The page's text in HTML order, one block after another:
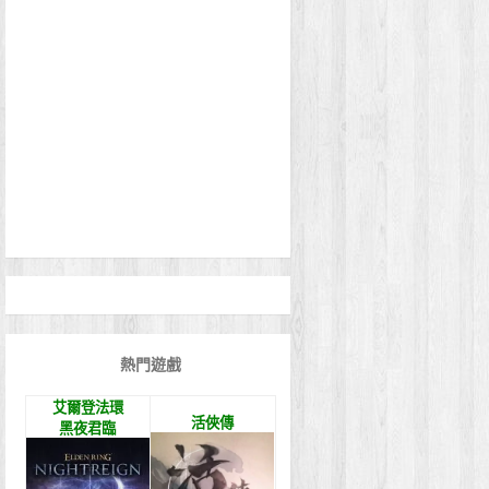
熱門遊戲
艾爾登法環
黑夜君臨
活俠傳